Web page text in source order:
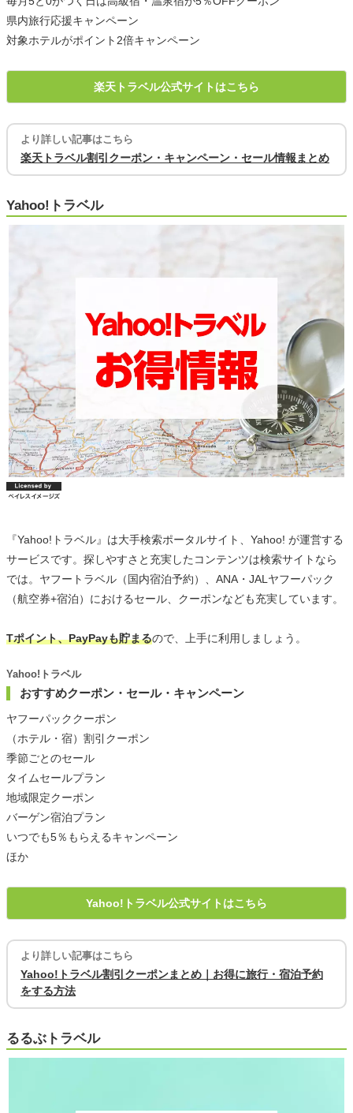
県内旅行応援キャンペーン
対象ホテルがポイント2倍キャンペーン
楽天トラベル公式サイトはこちら
より詳しい記事はこちら
楽天トラベル割引クーポン・キャンペーン・セール情報まとめ
Yahoo!トラベル
『Yahoo!トラベル』は大手検索ポータルサイト、Yahoo! が運営する
サービスです。探しやすさと充実したコンテンツは検索サイトなら
では。ヤフートラベル（国内宿泊予約）、ANA・JALヤフーパック
（航空券+宿泊）におけるセール、クーポンなども充実しています。
Tポイント、PayPayも貯まるので、上手に利用しましょう。
おすすめクーポン・セール・キャンペーン
Yahoo!トラベル
ヤフーパッククーポン
（ホテル・宿）割引クーポン
季節ごとのセール
タイムセールプラン
地域限定クーポン
バーゲン宿泊プラン
いつでも5％もらえるキャンペーン
ほか
Yahoo!トラベル公式サイトはこちら
より詳しい記事はこちら
Yahoo!トラベル割引クーポンまとめ｜お得に旅行・宿泊予約
をする方法
るるぶトラベル